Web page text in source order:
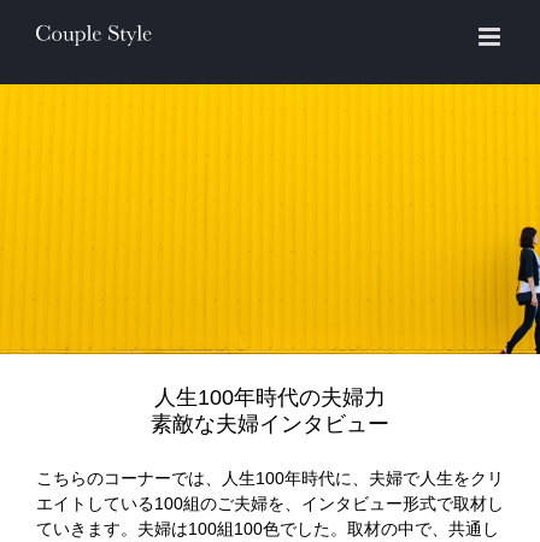
content
人生100年時代の夫婦力
素敵な夫婦インタビュー
こちらのコーナーでは、人生100年時代に、夫婦で人生をクリ
エイトしている100組のご夫婦を、インタビュー形式で取材し
ていきます。夫婦は100組100色でした。取材の中で、共通し